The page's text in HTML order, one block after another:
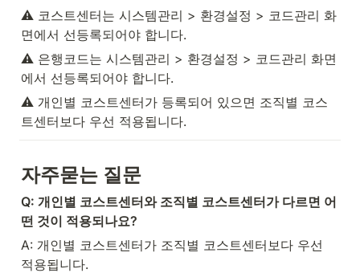
⚠️ 코스트센터는 시스템관리 > 환경설정 > 코드관리 화
면에서 선등록되어야 합니다.
⚠️ 은행코드는 시스템관리 > 환경설정 > 코드관리 화면
에서 선등록되어야 합니다.
⚠️ 개인별 코스트센터가 등록되어 있으면 조직별 코스
트센터보다 우선 적용됩니다.
자주묻는 질문
Q: 개인별 코스트센터와 조직별 코스트센터가 다르면 어
떤 것이 적용되나요?
A: 개인별 코스트센터가 조직별 코스트센터보다 우선
적용됩니다.